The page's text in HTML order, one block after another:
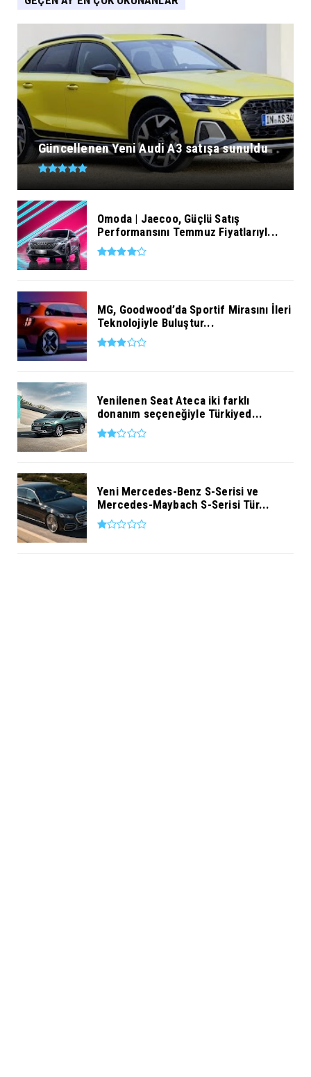
Güncellenen Yeni Audi A3 satışa sunuldu
Omoda | Jaecoo, Güçlü Satış
Performansını Temmuz Fiyatlarıyl...
MG, Goodwood’da Sportif Mirasını İleri
Teknolojiyle Buluştur...
Yenilenen Seat Ateca iki farklı
donanım seçeneğiyle Türkiyed...
Yeni Mercedes-Benz S-Serisi ve
Mercedes-Maybach S-Serisi Tür...